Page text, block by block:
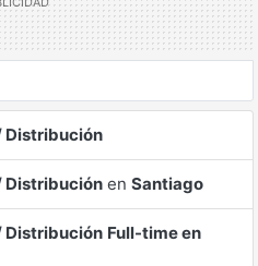
Distribución
Distribución en Santiago
Distribución Full-time en